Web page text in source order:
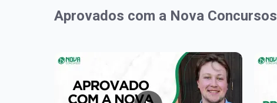
Aprovados com a Nova Concursos